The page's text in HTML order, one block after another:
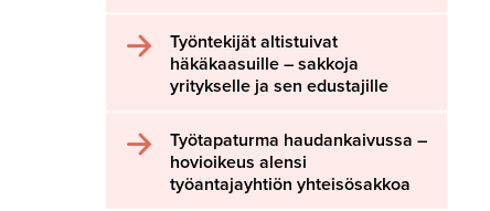
Työntekijät altistuivat
häkäkaasuille – sakkoja
yritykselle ja sen edustajille
Työtapaturma haudankaivussa –
hovioikeus alensi
työantajayhtiön yhteisösakkoa